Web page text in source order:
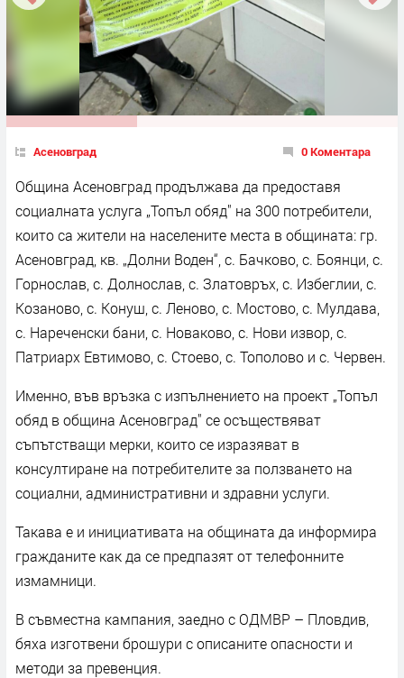
Асеновград 0 Коментара
Община Асеновград продължава да предоставя
социалната услуга „Топъл обяд" на 300 потребители,
които са жители на населените места в общината: гр.
Асеновград, кв. „Долни Воден“, с. Бачково, с. Боянци, с.
Горнослав, с. Долнослав, с. Златовръх, с. Избеглии, с.
Козаново, с. Конуш, с. Леново, с. Мостово, с. Мулдава,
с. Нареченски бани, с. Новаково, с. Нови извор, с.
Патриарх Евтимово, с. Стоево, с. Тополово и с. Червен.
Именно, във връзка с изпълнението на проект „Топъл
обяд в община Асеновград" се осъществяват
съпътстващи мерки, които се изразяват в
консултиране на потребителите за ползването на
социални, административни и здравни услуги.
Такава е и инициативата на общината да информира
гражданите как да се предпазят от телефонните
измамници.
В съвместна кампания, заедно с ОДМВР – Пловдив,
бяха изготвени брошури с описаните опасности и
методи за превенция.